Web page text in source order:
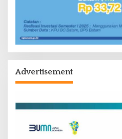
Advertisement